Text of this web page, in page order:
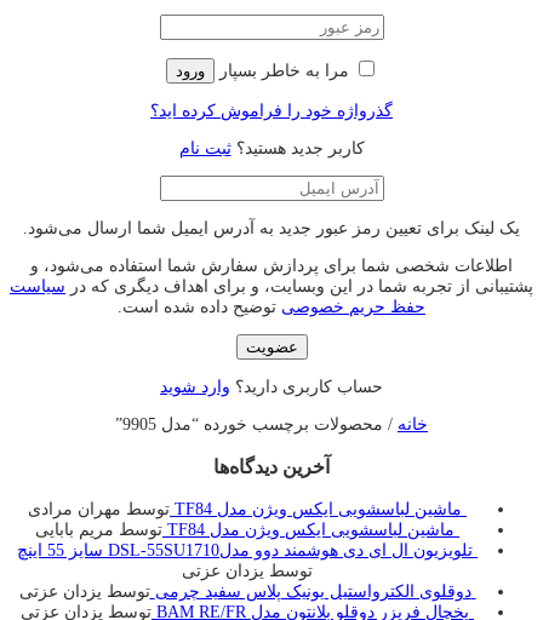
مرا به خاطر بسپار ورود
گذرواژه خود را فراموش کرده اید؟
کاربر جدید هستید؟ثبت نام
یک لینک برای تعیین رمز عبور جدید به آدرس ایمیل شما ارسال می‌شود.
اطلاعات شخصی شما برای پردازش سفارش شما استفاده می‌شود، و
پشتیبانی از تجربه شما در این وبسایت، و برای اهداف دیگری که در سیاست
حفظ حریم خصوصی توضیح داده شده است.
عضویت
حساب کاربری دارید؟ وارد شوید
خانه / محصولات برچسب خورده “مدل 9905”
آخرین دیدگاه‌ها
ماشین لباسشویی ایکس ویژن مدل TF84
توسط مهران مرادی
ماشین لباسشویی ایکس ویژن مدل TF84
توسط مریم بابایی
تلویزیون ال ای دی هوشمند دوو مدلDSL-55SU1710 سایز 55 اینچ
توسط یزدان عزتی
دوقلوی الکترواستیل یونیک پلاس سفید چرمی توسط یزدان عزتی
یخچال فريزر دوقلو بلانتون مدل BAM RE/FR
توسط یزدان عزتی